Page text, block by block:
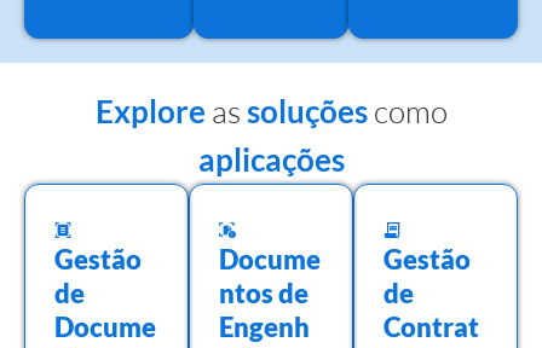
Explore assoluçõescomo
aplicações
Gestão
de
Docume
Docume
ntos de
Engenh
Gestão
de
Contrat